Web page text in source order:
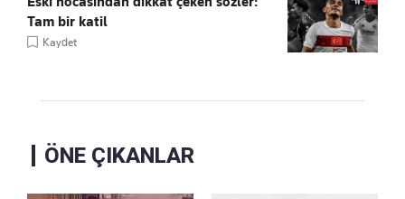
Tam bir katil
Kaydet
ÖNE ÇIKANLAR